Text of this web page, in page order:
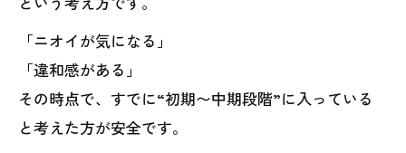
「ニオイが気になる」
「違和感がある」
その時点で、すでに“初期〜中期段階”に入っている
と考えた方が安全です。